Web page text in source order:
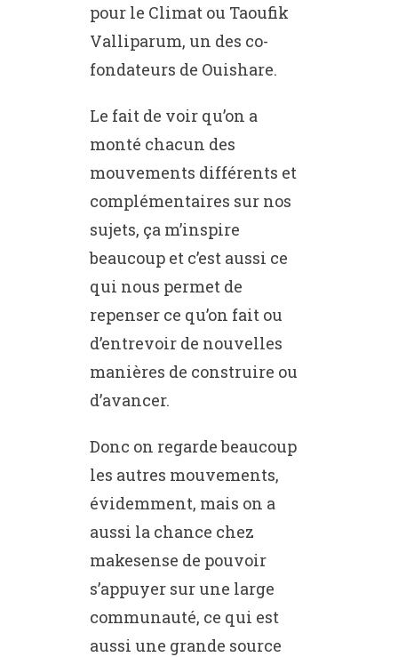
pour le Climat ou Taoufik
Valliparum, un des co-
fondateurs de Ouishare.
Le fait de voir qu’on a
monté chacun des
mouvements différents et
complémentaires sur nos
sujets, ça m’inspire
beaucoup et c’est aussi ce
qui nous permet de
repenser ce qu’on fait ou
d’entrevoir de nouvelles
manières de construire ou
d’avancer.
Donc on regarde beaucoup
les autres mouvements,
évidemment, mais on a
aussi la chance chez
makesense de pouvoir
s’appuyer sur une large
communauté, ce qui est
aussi une grande source